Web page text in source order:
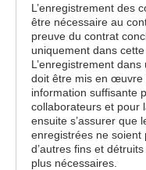
L’enregistrement des
être nécessaire au
preuve du contrat
uniquement dans cette
L’enregistrement dans
doit être mis en œuvre
information suffisante
collaborateurs et pour
ensuite s’assurer que
enregistrées ne soient
d’autres fins et
plus nécessaires.